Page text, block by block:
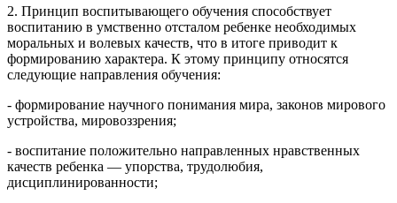
2. Принцип воспитывающего обучения способствует
воспитанию в умственно отсталом ребенке необходимых
моральных и волевых качеств, что в итоге приводит к
формированию характера. К этому принципу относятся
следующие направления обучения:
- формирование научного понимания мира, законов мирового
устройства, мировоззрения;
- воспитание положительно направленных нравственных
качеств ребенка — упорства, трудолюбия,
дисциплинированности;